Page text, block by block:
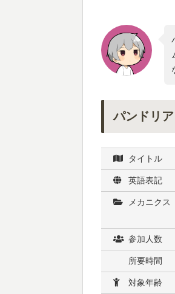
パンドリ
タイトル
英語表記
メカニクス
参加人数
所要時間
対象年齢